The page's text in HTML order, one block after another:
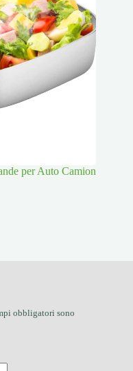
per Auto Camion
obbligatori sono